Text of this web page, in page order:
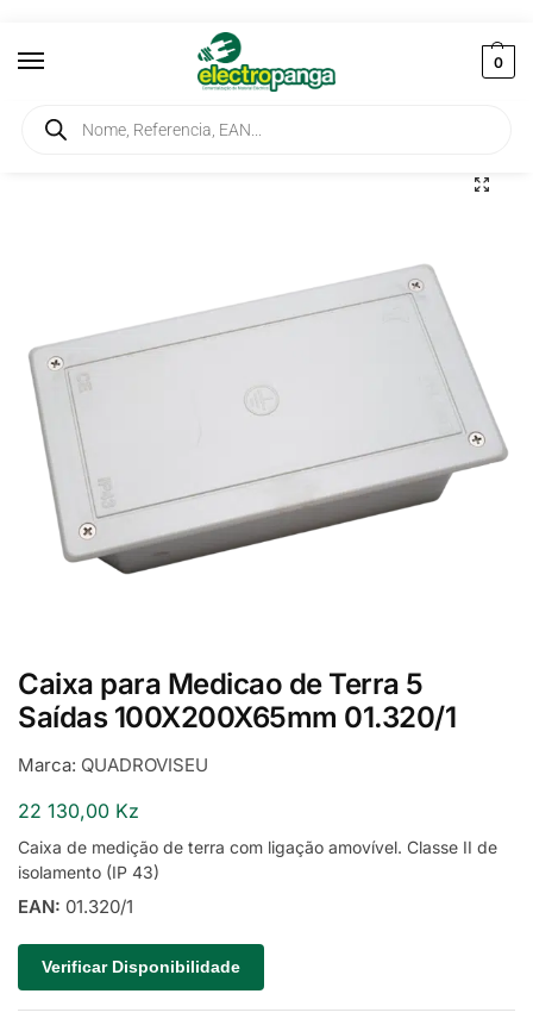
0
Início / Instalação / Redes de Terra
Caixa para Medicao de Terra 5
Saídas 100X200X65mm 01.320/1
Marca: QUADROVISEU
22 130,00 Kz
Caixa de medição de terra com ligação amovível. Classe II de
isolamento (IP 43)
EAN: 01.320/1
Verificar Disponibilidade